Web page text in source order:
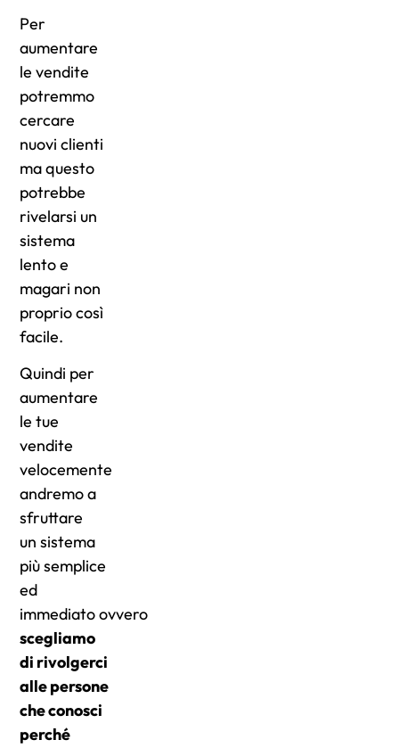
Per
aumentare
le vendite
potremmo
cercare
nuovi clienti
ma questo
potrebbe
rivelarsi un
sistema
lento e
magari non
proprio così
facile.
Quindi per
aumentare
le tue
vendite
velocemente
andremo a
sfruttare
un sistema
più semplice
ed
immediato ovvero
scegliamo
di rivolgerci
alle persone
che conosci
perché